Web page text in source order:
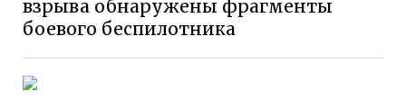
взрыва обнаружены фрагменты
боевого беспилотника